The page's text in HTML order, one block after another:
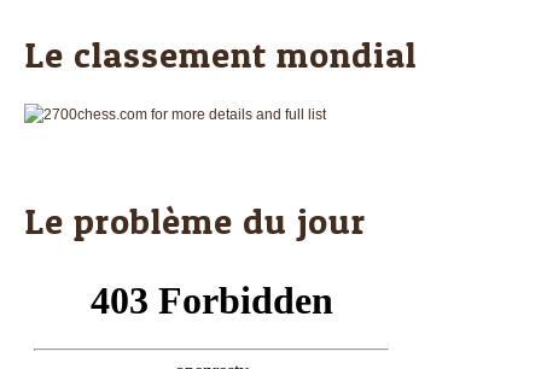
Le classement mondial
Le problème du jour